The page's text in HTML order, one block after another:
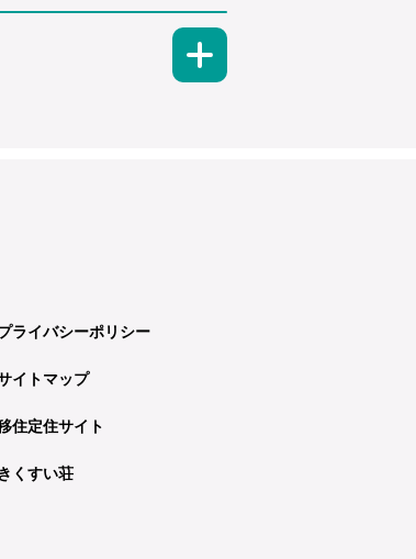
ライバシーポリシー
イトマップ
住定住サイト
きくすい荘